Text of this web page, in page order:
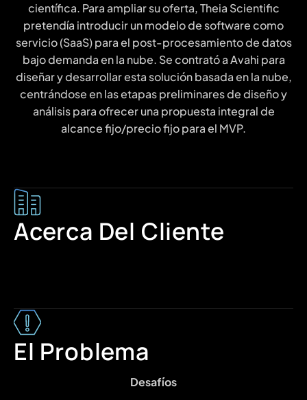
científica. Para ampliar su oferta, Theia Scientific
pretendía introducir un modelo de software como
servicio (SaaS) para el post-procesamiento de datos
bajo demanda en la nube. Se contrató a Avahi para
diseñar y desarrollar esta solución basada en la nube,
centrándose en las etapas preliminares de diseño y
análisis para ofrecer una propuesta integral de
alcance fijo/precio fijo para el MVP.
Acerca Del Cliente
El Problema
Desafíos